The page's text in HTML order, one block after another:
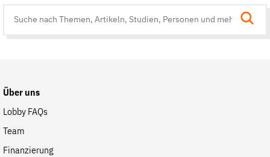
Über uns
Lobby FAQs
Team
Finanzierung